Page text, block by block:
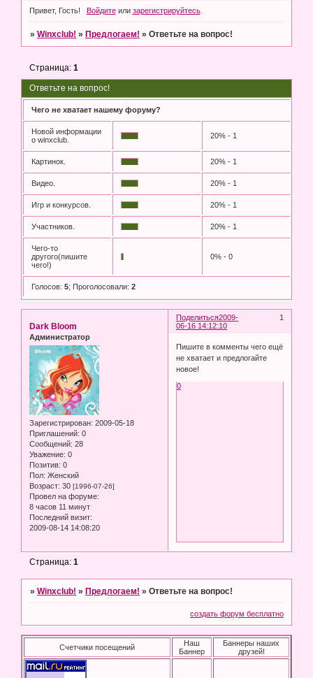
Привет, Гость! Войдитеили зарегистрируйтесь.
»Winxclub! » Предлогаем! »Ответьте на вопрос!
Ответьте на вопрос!
Страница:1
Чего не хватает нашему форуму?
Новой информации
о winxclub.
20% - 1
Картинок. 20% - 1
Видео. 20% - 1
Игр и конкурсов. 20% - 1
Участников. 20% - 1
Чего-то
другого(пишите
чего!)
0% - 0
Голосов: 5; Проголосовали: 2
Поделиться 1
2009-
06-16 14:12:10
Dark Bloom
Администратор
Зарегистрирован: 2009-05-18
Приглашений: 0
Сообщений: 28
Уважение: 0
Позитив: 0
Пол: Женский
Возраст: 30 [1996-07-26]
Провел на форуме:
8 часов 11 минут
Последний визит:
2009-08-14 14:08:20
Пишите в комменты чего ещё
не хватает и предлогайте
новое!
0
Страница:1
»Winxclub! » Предлогаем! »Ответьте на вопрос!
создать форум бесплатно
Счетчики посещений
Наш
Баннер
Баннеры наших
друзей!